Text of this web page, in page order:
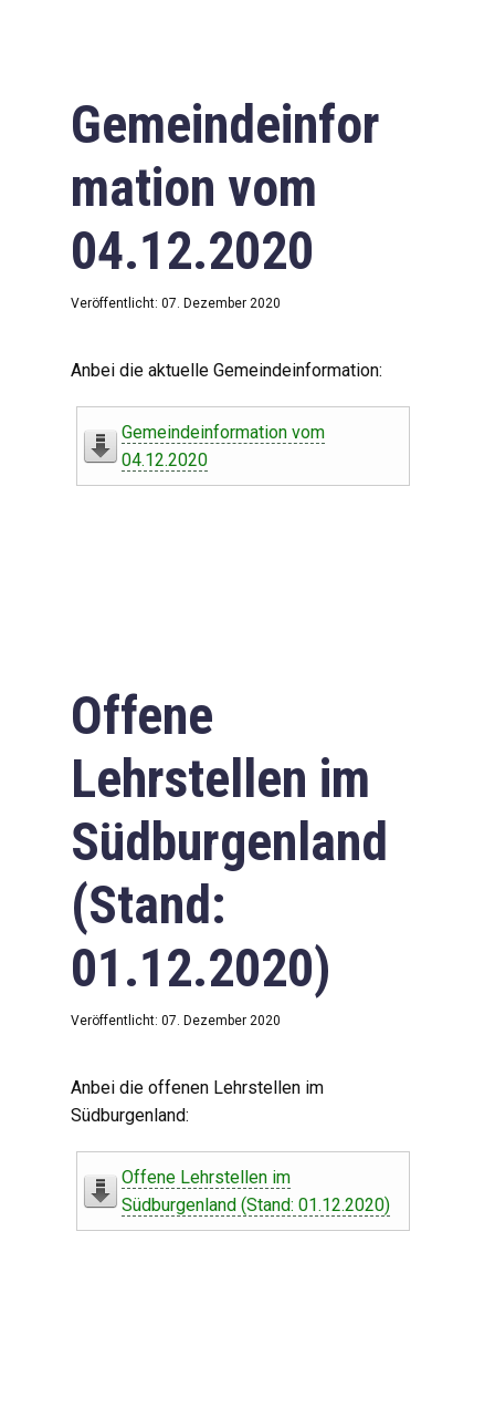
Gemeindeinfor
mation vom
04.12.2020
Veröffentlicht: 07. Dezember 2020
Anbei die aktuelle Gemeindeinformation:
Gemeindeinformation vom
04.12.2020
Offene
Lehrstellen im
Südburgenland
(Stand:
01.12.2020)
Veröffentlicht: 07. Dezember 2020
Anbei die offenen Lehrstellen im
Südburgenland:
Offene Lehrstellen im
Südburgenland (Stand: 01.12.2020)